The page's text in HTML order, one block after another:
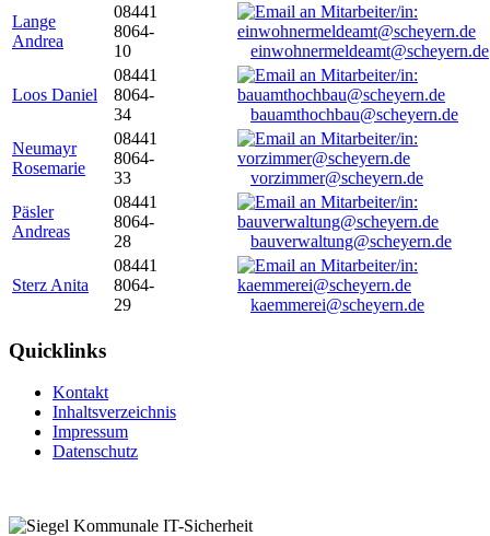
Lange
Andrea
08441
8064-
10
einwohnermeldeamt@scheyern.de
Loos Daniel
08441
8064-
34
bauamthochbau@scheyern.de
Neumayr
Rosemarie
08441
8064-
33
vorzimmer@scheyern.de
Päsler
Andreas
08441
8064-
28
bauverwaltung@scheyern.de
Sterz Anita
08441
8064-
29
kaemmerei@scheyern.de
Quicklinks
Kontakt
Inhaltsverzeichnis
Impressum
Datenschutz